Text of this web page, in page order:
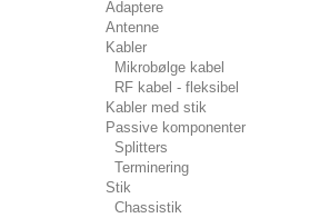
Adaptere
Antenne
Kabler
Mikrobølge kabel
RF kabel - fleksibel
Kabler med stik
Passive komponenter
Splitters
Terminering
Stik
Chassistik